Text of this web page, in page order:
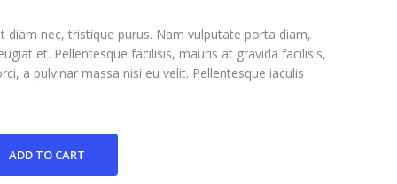
diam nec, tristique purus. Nam vulputate porta diam,
et. Pellentesque facilisis, mauris at gravida facilisis,
a pulvinar massa nisi eu velit. Pellentesque iaculis
ADD TO CART